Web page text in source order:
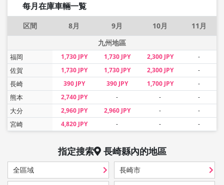
每月在庫車輛一覧
区間 8月 9月 10月
11月
九州地區
福岡 1,730 JPY 1,730 JPY 2,300 JPY -
佐賀 1,730 JPY 1,730 JPY 2,300 JPY -
長崎 390 JPY 390 JPY 1,700 JPY -
熊本 2,740 JPY - - -
大分 2,960 JPY 2,960 JPY - -
宮崎 4,820 JPY - - -
指定搜索 長崎縣內的地區
全區域 長崎市